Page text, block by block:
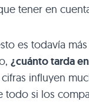
tener en
es todavía
¿cuánto tarda
cifras influyen
todo si los